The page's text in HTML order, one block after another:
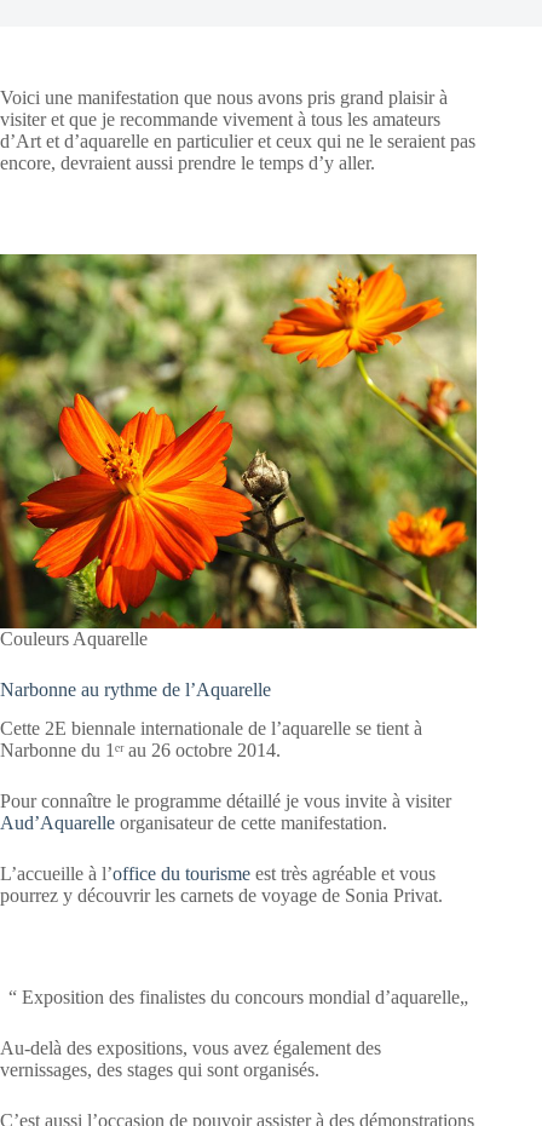
Voici une manifestation que nous avons pris grand plaisir à
visiter et que je recommande vivement à tous les amateurs
d’Art et d’aquarelle en particulier et ceux qui ne le seraient pas
encore, devraient aussi prendre le temps d’y aller.
Couleurs Aquarelle
Narbonne au rythme de l’Aquarelle
Cette 2E biennale internationale de l’aquarelle se tient à
Narbonne du 1ᵉʳ au 26 octobre 2014.
Pour connaître le programme détaillé je vous invite à visiter
Aud’Aquarelle organisateur de cette manifestation.
L’accueille à l’office du tourisme est très agréable et vous
pourrez y découvrir les carnets de voyage de Sonia Privat.
“ Exposition des finalistes du concours mondial d’aquarelle„
Au-delà des expositions, vous avez également des
vernissages, des stages qui sont organisés.
C’est aussi l’occasion de pouvoir assister à des démonstrations